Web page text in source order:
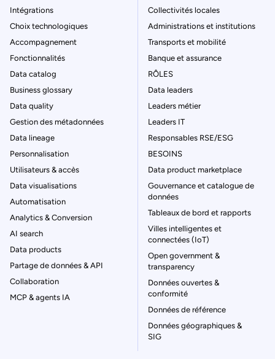
Intégrations
Choix technologiques
Accompagnement
Fonctionnalités
Data catalog
Business glossary
Data quality
Gestion des métadonnées
Data lineage
Personnalisation
Utilisateurs & accès
Data visualisations
Automatisation
Analytics & Conversion
AI search
Data products
Partage de données & API
Collaboration
MCP & agents IA
Collectivités locales
Administrations et institutions
Transports et mobilité
Banque et assurance
RÔLES
Data leaders
Leaders métier
Leaders IT
Responsables RSE/ESG
BESOINS
Data product marketplace
Gouvernance et catalogue de
données
Tableaux de bord et rapports
Villes intelligentes et
connectées (IoT)
Open government &
transparency
Données ouvertes &
conformité
Données de référence
Données géographiques &
SIG